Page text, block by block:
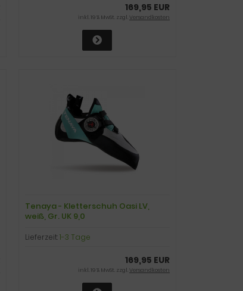
169,95 EUR
inkl. 19 % MwSt. zzgl.Versandkosten
Tenaya - Kletterschuh Oasi LV,
weiß, Gr. UK 9,0
Lieferzeit:1-3 Tage
169,95 EUR
inkl. 19 % MwSt. zzgl.Versandkosten